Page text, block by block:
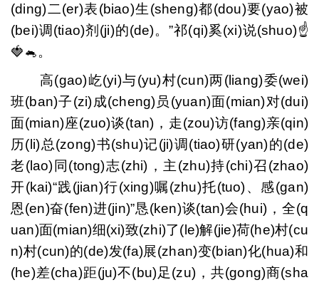
(ding)二(er)表(biao)生(sheng)都(dou)要(yao)被
(bei)调(tiao)剂(ji)的(de)。”祁(qi)奚(xi)说(shuo)☝
🍓🐁。
高(gao)屹(yi)与(yu)村(cun)两(liang)委(wei)
班(ban)子(zi)成(cheng)员(yuan)面(mian)对(dui)
面(mian)座(zuo)谈(tan)，走(zou)访(fang)亲(qin)
历(li)总(zong)书(shu)记(ji)调(tiao)研(yan)的(de)
老(lao)同(tong)志(zhi)，主(zhu)持(chi)召(zhao)
开(kai)“践(jian)行(xing)嘱(zhu)托(tuo)、感(gan)
恩(en)奋(fen)进(jin)”恳(ken)谈(tan)会(hui)，全(q
uan)面(mian)细(xi)致(zhi)了(le)解(jie)荷(he)村(cu
n)村(cun)的(de)发(fa)展(zhan)变(bian)化(hua)和
(he)差(cha)距(ju)不(bu)足(zu)，共(gong)商(sha